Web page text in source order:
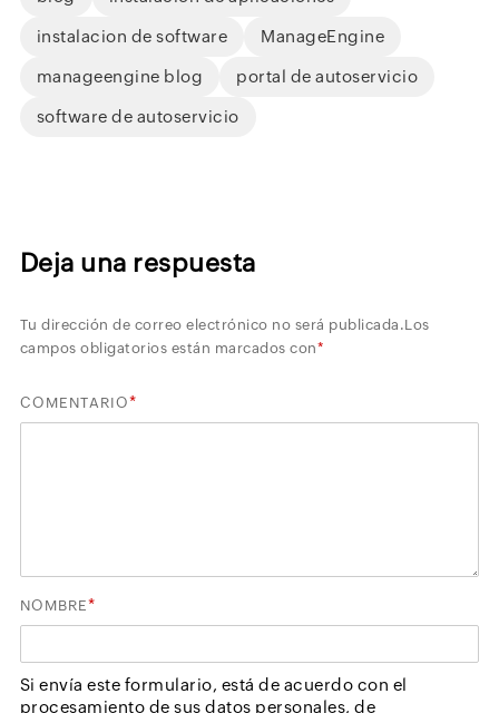
instalacion de software ManageEngine
manageengine blog portal de autoservicio
software de autoservicio
Deja una respuesta
Tu dirección de correo electrónico no será publicada.Los
campos obligatorios están marcados con*
COMENTARIO*
NOMBRE*
Si envía este formulario, está de acuerdo con el
procesamiento de sus datos personales, de